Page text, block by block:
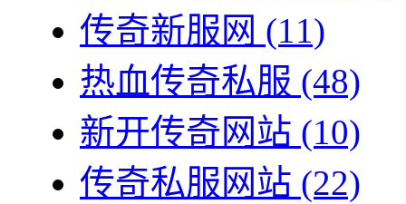
传奇新服网 (11)
热血传奇私服 (48)
新开传奇网站 (10)
传奇私服网站 (22)